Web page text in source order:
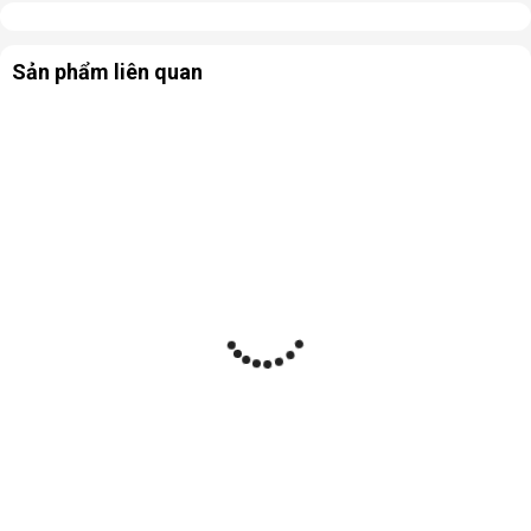
Sản phẩm liên quan